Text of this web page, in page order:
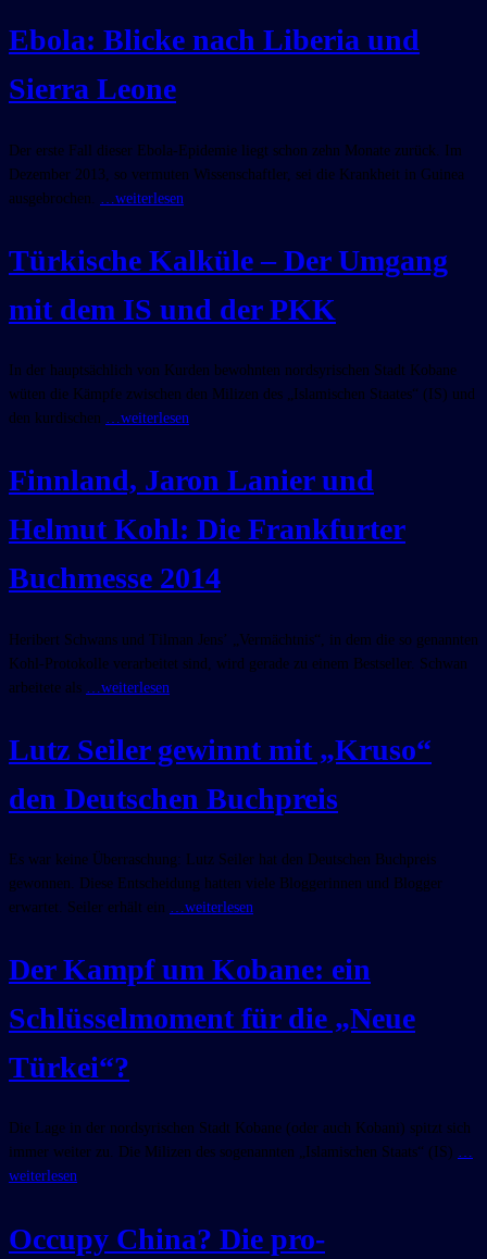
Ebola: Blicke nach Liberia und
Sierra Leone
Der erste Fall dieser Ebola-Epidemie liegt schon zehn Monate zurück. Im
Dezember 2013, so vermuten Wissenschaftler, sei die Krankheit in Guinea
ausgebrochen.
…weiterlesen
Türkische Kalküle – Der Umgang
mit dem IS und der PKK
In der hauptsächlich von Kurden bewohnten nordsyrischen Stadt Kobane
wüten die Kämpfe zwischen den Milizen des „Islamischen Staates“ (IS) und
den kurdischen …weiterlesen
Finnland, Jaron Lanier und
Helmut Kohl: Die Frankfurter
Buchmesse 2014
Heribert Schwans und Tilman Jensʼ „Vermächtnis“, in dem die so genannten
Kohl-Protokolle verarbeitet sind, wird gerade zu einem Bestseller. Schwan
arbeitete als
…weiterlesen
Lutz Seiler gewinnt mit „Kruso“
den Deutschen Buchpreis
Es war keine Überraschung: Lutz Seiler hat den Deutschen Buchpreis
gewonnen. Diese Entscheidung hatten viele Bloggerinnen und Blogger
erwartet. Seiler erhält ein
…weiterlesen
Der Kampf um Kobane: ein
Schlüsselmoment für die „Neue
Türkei“?
Die Lage in der nordsyrischen Stadt Kobane (oder auch Kobani) spitzt sich
immer weiter zu. Die Milizen des sogenannten „Islamischen Staats“ (IS) …
weiterlesen
Occupy China? Die pro-